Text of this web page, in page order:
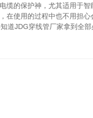
的保护神，尤其适用于智
使用的过程中也不用担
道JDG穿线管厂家拿到全